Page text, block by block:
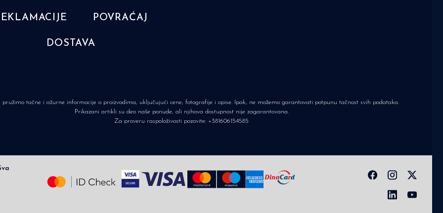
POVRAĆAJ
DOSTAVA
tačne i ažurne informacije o proizvodima, uključujući cene, fotografije i opise. Ipak, ne možemo garantovati potpunu tačnost svih podataka.
Prikazani artikli su deo naše ponude, ali njihova dostupnost nije zagarantovana.
Za proveru raspoloživosti pozovite: +381606154585